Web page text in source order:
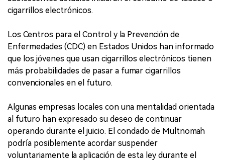
cigarrillos electrónicos.
Los Centros para el Control y la Prevención de
Enfermedades (CDC) en Estados Unidos han informado
que los jóvenes que usan cigarrillos electrónicos tienen
más probabilidades de pasar a fumar cigarrillos
convencionales en el futuro.
Algunas empresas locales con una mentalidad orientada
al futuro han expresado su deseo de continuar
operando durante el juicio. El condado de Multnomah
podría posiblemente acordar suspender
voluntariamente la aplicación de esta ley durante el